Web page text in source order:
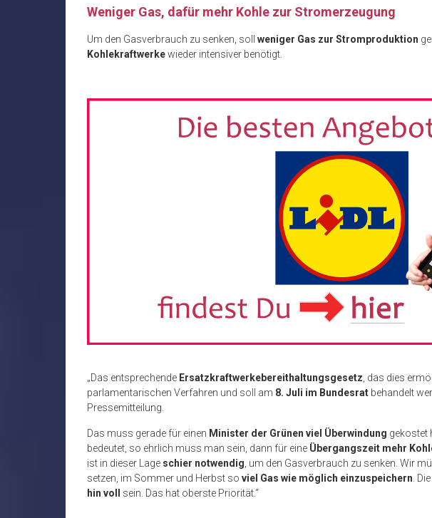
Weniger Gas, dafür mehr Kohle zur Stromerzeugung
Um den Gasverbrauch zu senken, soll weniger Gas zur Stromproduktion
Kohlekraftwerkewieder intensiver benötigt.
„Das entsprechende Ersatzkraftwerkebereithaltungsgesetz , das dies
parlamentarischen Verfahren und soll am 8. Juli im Bundesrat behandelt
Pressemitteilung.
Das muss gerade für einen Minister der Grünen viel Überwindung gekostet
bedeutet, so ehrlich muss man sein, dann für eine Übergangszeit mehr
ist in dieser Lage schier notwendig , um den Gasverbrauch zu senken. Wir
setzen, im Sommer und Herbst so viel Gas wie möglich einzuspeichern .
hin voll
sein. Das hat oberste Priorität.“